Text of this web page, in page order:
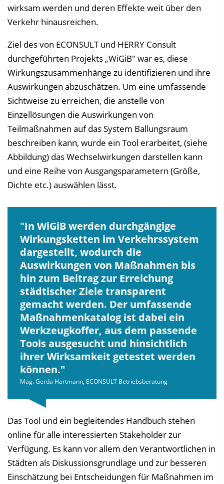
wirksam werden und deren Effekte weit über den
Verkehr hinausreichen.
Ziel des von ECONSULT und HERRY Consult
durchgeführten Projekts „WiGiB" war es, diese
Wirkungszusammenhänge zu identifizieren und ihre
Auswirkungen abzuschätzen. Um eine umfassende
Sichtweise zu erreichen, die anstelle von
Einzellösungen die Auswirkungen von
Teilmaßnahmen auf das System Ballungsraum
beschreiben kann, wurde ein Tool erarbeitet, (siehe
Abbildung) das Wechselwirkungen darstellen kann
und eine Reihe von Ausgangsparametern (Größe,
Dichte etc.) auswählen lässt.
In WiGiB werden durchgängige
Wirkungsketten im Verkehrssystem
dargestellt, wodurch die
Auswirkungen von Maßnahmen bis
hin zum Beitrag zur Erreichung
städtischer Ziele transparent
gemacht werden. Der umfassende
Maßnahmenkatalog ist dabei ein
Werkzeugkoffer, aus dem passende
Tools ausgesucht und hinsichtlich
ihrer Wirksamkeit getestet werden
können.
Mag. Gerda Hartmann, ECONSULT Betriebsberatung
Das Tool und ein begleitendes Handbuch stehen
online für alle interessierten Stakeholder zur
Verfügung. Es kann vor allem den Verantwortlichen in
Städten als Diskussionsgrundlage und zur besseren
Einschätzung bei Entscheidungen für Maßnahmen im